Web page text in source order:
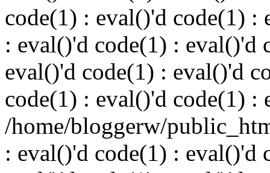
code(1) : eval()'d code(1) :
: eval()'d code(1) : eval()'d
eval()'d code(1) : eval()'d
code(1) : eval()'d code(1) :
/home/bloggerw/
: eval()'d code(1) : eval()'d